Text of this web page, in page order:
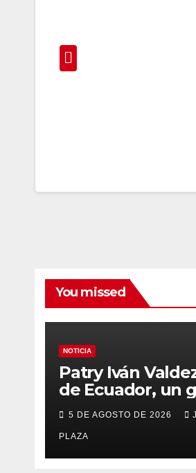
You missed
NOTICIA
Patry Iván
de Ecuador, un
finalista en el
Mundial Sub 20
Oregon
5 DE AGOSTO DE 2026
PLAZA